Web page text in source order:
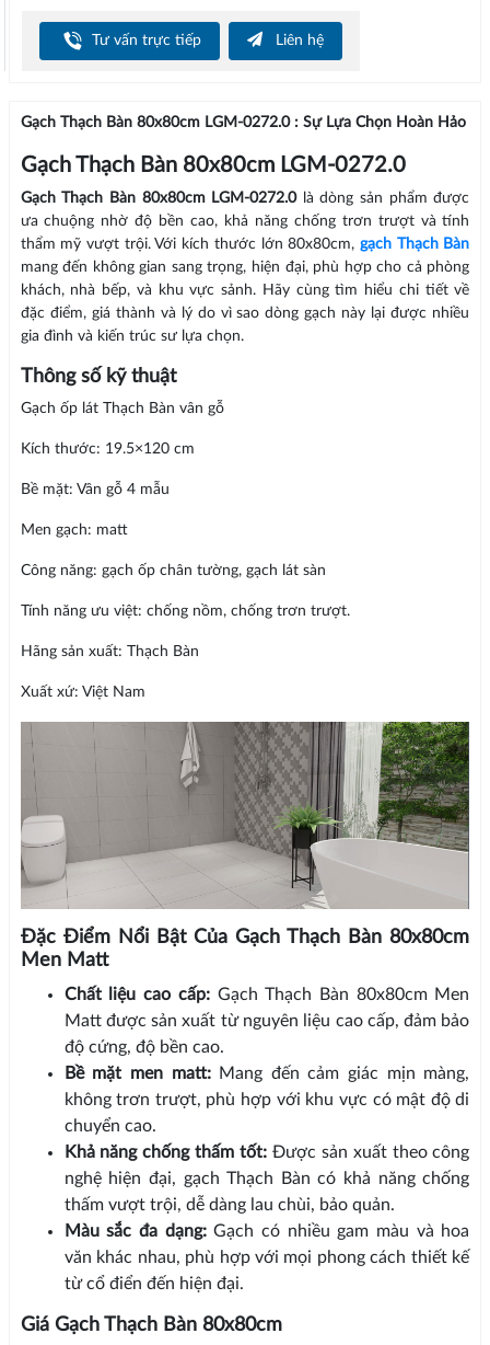
Tư vấn trực tiếp Liên hệ
Gạch Thạch Bàn 80x80cm LGM-0272.0 : Sự Lựa Chọn Hoàn Hảo
Gạch Thạch Bàn 80x80cm LGM-0272.0
Gạch Thạch Bàn 80x80cm LGM-0272.0 là dòng sản phẩm được
ưa chuộng nhờ độ bền cao, khả năng chống trơn trượt và tính
thẩm mỹ vượt trội. Với kích thước lớn 80x80cm, gạch Thạch Bàn
mang đến không gian sang trọng, hiện đại, phù hợp cho cả phòng
khách, nhà bếp, và khu vực sảnh. Hãy cùng tìm hiểu chi tiết về
đặc điểm, giá thành và lý do vì sao dòng gạch này lại được nhiều
gia đình và kiến trúc sư lựa chọn.
Thông số kỹ thuật
Gạch ốp lát Thạch Bàn vân gỗ
Kích thước: 19.5×120 cm
Bề mặt: Vân gỗ 4 mẫu
Men gạch: matt
Công năng: gạch ốp chân tường, gạch lát sàn
Tính năng ưu việt: chống nồm, chống trơn trượt.
Hãng sản xuất: Thạch Bàn
Xuất xứ: Việt Nam
Đặc Điểm Nổi Bật Của Gạch Thạch Bàn 80x80cm
Men Matt
Chất liệu cao cấp:Gạch Thạch Bàn 80x80cm Men
Matt được sản xuất từ nguyên liệu cao cấp, đảm bảo
độ cứng, độ bền cao.
Bề mặt men matt:Mang đến cảm giác mịn màng,
không trơn trượt, phù hợp với khu vực có mật độ di
chuyển cao.
Khả năng chống thấm tốt: Được sản xuất theo công
nghệ hiện đại, gạch Thạch Bàn có khả năng chống
thấm vượt trội, dễ dàng lau chùi, bảo quản.
Màu sắc đa dạng:Gạch có nhiều gam màu và hoa
văn khác nhau, phù hợp với mọi phong cách thiết kế
từ cổ điển đến hiện đại.
Giá Gạch Thạch Bàn 80x80cm